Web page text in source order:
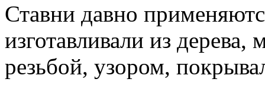
Ставни давно
изготавливали из
резьбой, узором,